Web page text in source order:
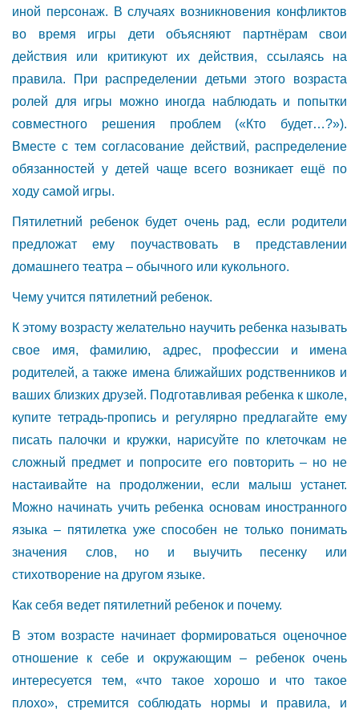
иной персонаж. В случаях возникновения конфликтов
во время игры дети объясняют партнёрам свои
действия или критикуют их действия, ссылаясь на
правила. При распределении детьми этого возраста
ролей для игры можно иногда наблюдать и попытки
совместного решения проблем («Кто будет…?»).
Вместе с тем согласование действий, распределение
обязанностей у детей чаще всего возникает ещё по
ходу самой игры.
Пятилетний ребенок будет очень рад, если родители
предложат ему поучаствовать в представлении
домашнего театра – обычного или кукольного.
Чему учится пятилетний ребенок.
К этому возрасту желательно научить ребенка называть
свое имя, фамилию, адрес, профессии и имена
родителей, а также имена ближайших родственников и
ваших близких друзей. Подготавливая ребенка к школе,
купите тетрадь-пропись и регулярно предлагайте ему
писать палочки и кружки, нарисуйте по клеточкам не
сложный предмет и попросите его повторить – но не
настаивайте на продолжении, если малыш устанет.
Можно начинать учить ребенка основам иностранного
языка – пятилетка уже способен не только понимать
значения слов, но и выучить песенку или
стихотворение на другом языке.
Как себя ведет пятилетний ребенок и почему.
В этом возрасте начинает формироваться оценочное
отношение к себе и окружающим – ребенок очень
интересуется тем, «что такое хорошо и что такое
плохо», стремится соблюдать нормы и правила, и